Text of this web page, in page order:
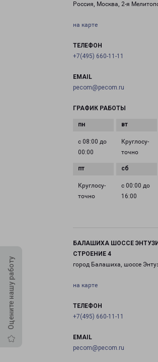
Оцените нашу работу
Россия, Москва, 2-я
на карте
ТЕЛЕФОН
+7(495) 660-11-11
EMAIL
pecom@pecom.ru
ГРАФИК РАБОТЫ
с 08:00 до
00:00
Круглосу­
точно
Круглосу­
точно
с 00:00 до
16:00
БАЛАШИХА ШОССЕ
СТРОЕНИЕ 4
город Балашиха, шоссе
на карте
ТЕЛЕФОН
+7(495) 660-11-11
EMAIL
pecom@pecom.ru